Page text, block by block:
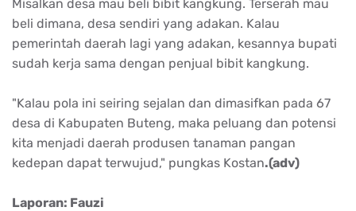
Misalkan desa mau beli bibit kangkung. Terserah mau
beli dimana, desa sendiri yang adakan. Kalau
pemerintah daerah lagi yang adakan, kesannya bupati
sudah kerja sama dengan penjual bibit kangkung.
"Kalau pola ini seiring sejalan dan dimasifkan pada 67
desa di Kabupaten Buteng, maka peluang dan potensi
kita menjadi daerah produsen tanaman pangan
kedepan dapat terwujud," pungkas Kostan.(adv)
Laporan: Fauzi